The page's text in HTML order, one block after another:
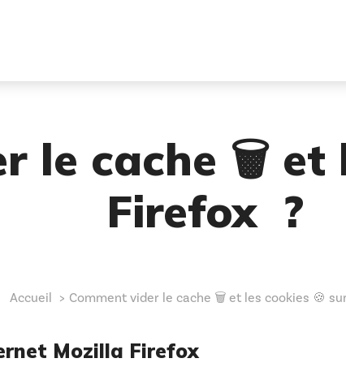
le cache 🗑️ et
Firefox ?
Accueil Comment vider le cache 🗑️ et les cookies 🍪
Mozilla Firefox